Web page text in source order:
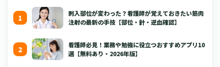
刺入部位が変わった？看護師が覚えておきたい筋肉
注射の最新の手技【部位・針・逆血確認】
看護師必見！業務や勉強に役立つおすすめアプリ10
選【無料あり・2026年版】